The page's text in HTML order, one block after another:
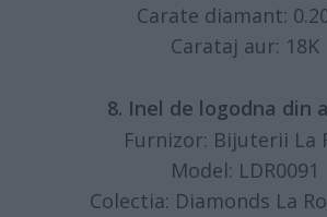
Carate diamant:
Carataj aur: 18K
8. Inel de logodna din
Furnizor: Bijuterii La
Model: LDR0091
Colectia: Diamonds La